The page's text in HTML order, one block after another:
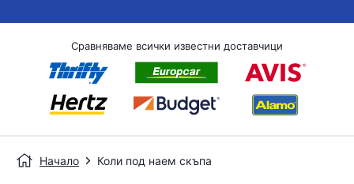
Сравняваме всички известни доставчици
Начало Коли под наем скъпа